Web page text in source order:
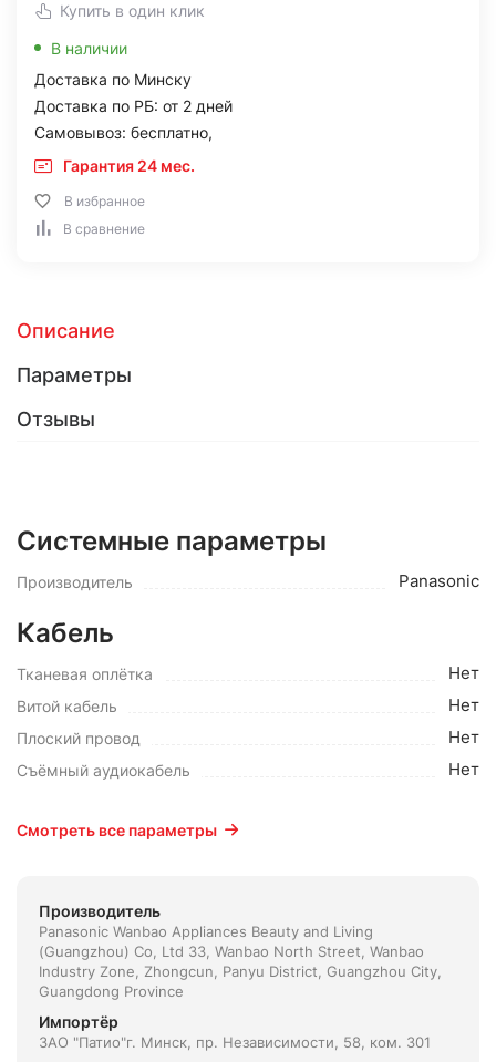
Купить в один клик
В наличии
Доставка по Минску
Доставка по РБ: от 2 дней
Самовывоз: бесплатно,
Гарантия 24 мес.
В избранное
В сравнение
Описание
Параметры
Отзывы
Системные параметры
Производитель Panasonic
Кабель
Тканевая оплётка Нет
Витой кабель Нет
Плоский провод Нет
Съёмный аудиокабель Нет
Смотреть все параметры
Производитель
Panasonic Wanbao Appliances Beauty and Living
(Guangzhou) Co, Ltd 33, Wanbao North Street, Wanbao
Industry Zone, Zhongcun, Panyu District, Guangzhou City,
Guangdong Province
Импортёр
ЗАО "Патио"г. Минск, пр. Независимости, 58, ком. 301